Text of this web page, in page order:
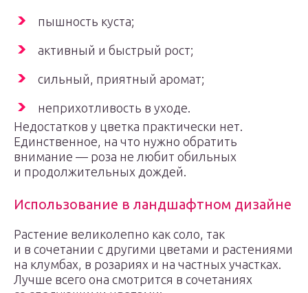
пышность куста;
активный и быстрый рост;
сильный, приятный аромат;
неприхотливость в уходе.
Недостатков у цветка практически нет.
Единственное, на что нужно обратить
внимание — роза не любит обильных
и продолжительных дождей.
Использование в ландшафтном дизайне
Растение великолепно как соло, так
и в сочетании с другими цветами и растениями
на клумбах, в розариях и на частных участках.
Лучше всего она смотрится в сочетаниях